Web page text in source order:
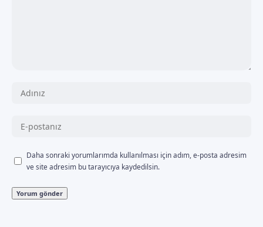
Daha sonraki yorumlarımda kullanılması için adım, e-posta adresim
ve site adresim bu tarayıcıya kaydedilsin.